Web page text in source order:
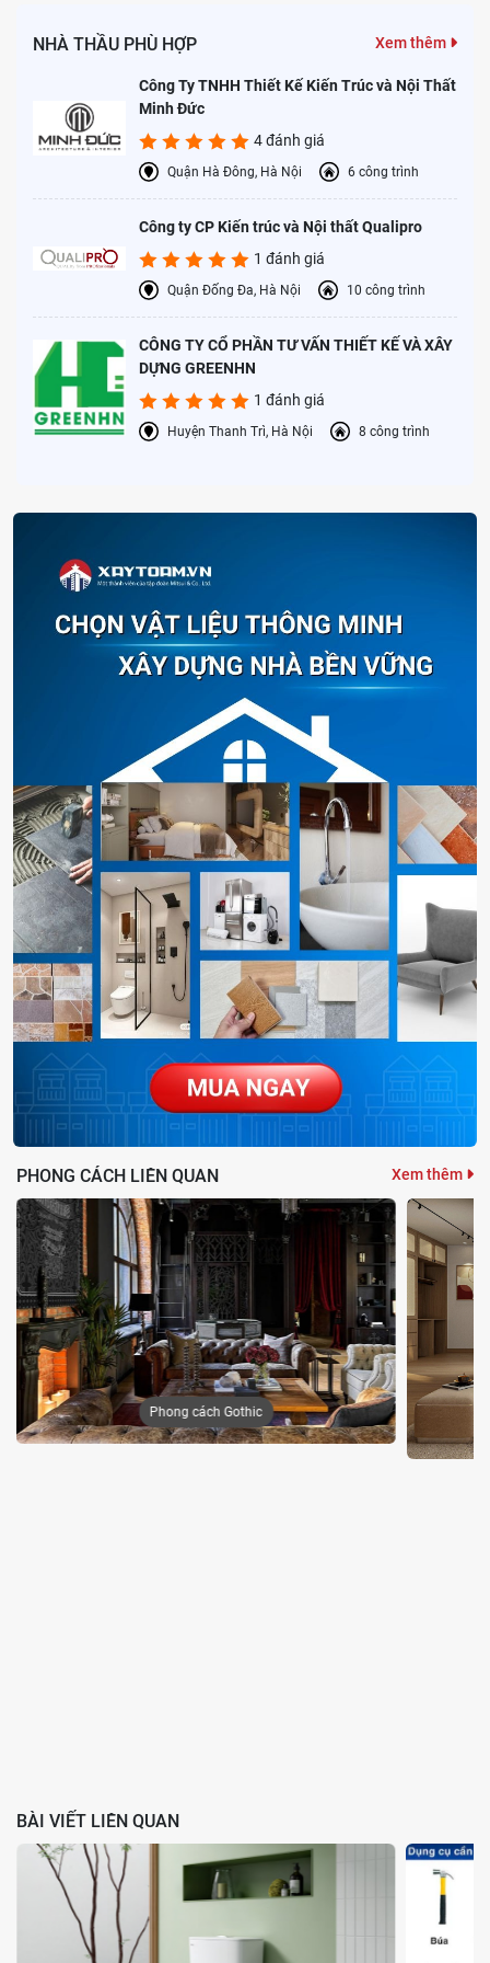
2. Bước 2: Tháo nắp bồn cầu cũ
Trước tiên, bạn sử dụng kìm, tua vít hoặc cờ lê để tháo ốc vít từ
nắp bồn cầu cũ, sau đó nhẹ nhàng nhấc nắp cũ ra khỏi thân bồn
cầu. Khi thực hiện cần lưu ý thao tác nhẹ nhàng để tránh làm
hỏng/vỡ các bộ phận khác của bồn cầu. Nếu ốc cũ bị gỉ sét, hãy
xịt một chút dầu bôi trơn để dễ thao tác hơn.
3. Bước 3: Vệ sinh bồn cầu
Sau một thời gian sử dụng, bệ ngồi bồn cầu thường là nơi tích tụ vi
khuẩn và vết bẩn. Vì vậy, trước khi thay nắp bồn cầu, bạn cần vệ
sinh khu vực này thật kỹ để đảm bảo an toàn và sạch sẽ. Khi thực
hiện bạn cần lưu ý:
Nước không thể loại bỏ hoàn toàn vi khuẩn và các vết ố vàng
bám lâu ngày. Vì thế, bạn nên chọn các chất tẩy rửa chuyên
dụng cho nhà vệ sinh để làm sạch.
Sau khi rửa sạch, hãy dùng khăn khô lau lại bệ và nắp bồn
cầu để đảm bảo khô ráo, ngăn ngừa vi khuẩn sinh sôi trở lại.
Vệ sinh bồn cầu sạch sẽ trước khi thay nắp mới
4. Bước 4: Thay nắp bồn cầu mới
Sau khi đã vệ sinh sạch sẽ nắp bồn cầu cũ, bạn có thể tiến hành
lắp đặt nắp và bệ ngồi mới vào thân bồn cầu. Hãy đặt nắp và bệ
ngồi mới sao cho vừa khít với kích thước và hướng của bồn cầu.
Sau đó dùng ốc vít để cố định nắp và bệ ngồi vào bồn cầu. Sau khi
ốc vít đã ổn định, bạn dùng cờ lê để siết chặt nắp bồn cầu lại để
đảm bảo chắc chắn khi sử dụng.
Lắp đặt nắp bồn cầu mới đúng kỹ thuật
5. Bước 5: Kiểm tra hoàn tất và sử dụng
Sau khi lắp đặt nắp bồn cầu mới, bạn nên kiểm tra lại để đảm bảo
độ chắc chắn. Hãy lay nhẹ nắp bồn cầu để xem có bị lỏng hay xê
NHÀ THẦU PHÙ HỢP Xem thêm
Công Ty TNHH Thiết Kế Kiến Trúc và Nội Thất
Minh Đức
4 đánh giá
Quận Hà Đông, Hà Nội 6 công trình
Công ty CP Kiến trúc và Nội thất Qualipro
1 đánh giá
Quận Đống Đa, Hà Nội 10 công trình
CÔNG TY CỔ PHẦN TƯ VẤN THIẾT KẾ VÀ XÂY
DỰNG GREENHN
1 đánh giá
Huyện Thanh Trì, Hà Nội 8 công trình
PHONG CÁCH LIÊN QUAN Xem thêm
Phong cách Gothic
BÀI VIẾT LIÊN QUAN